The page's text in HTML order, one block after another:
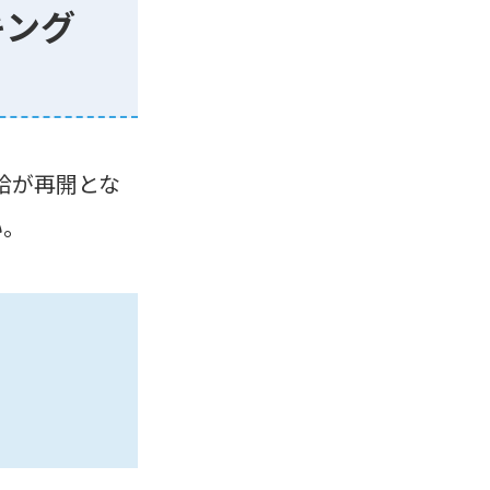
グ
が再開とな